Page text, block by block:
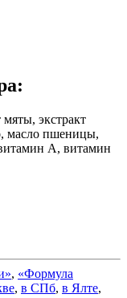
мяты, экстракт
масло пшеницы,
А, витамин
, «Формула
, в СПб, в Ялте,